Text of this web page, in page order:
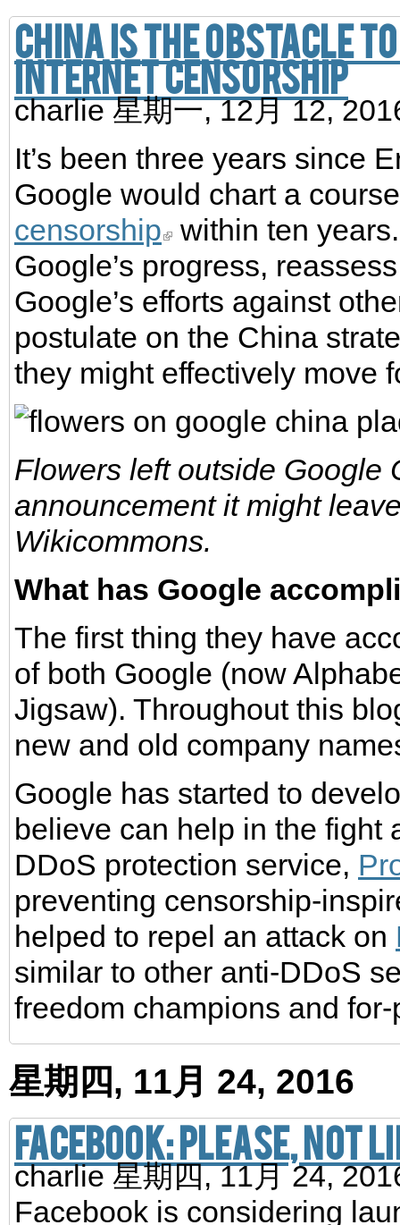
China is the obstacle
internet censorship
charlie星期一, 12月 12,
It’s been three years since
Google would chart a
censorship within ten
Google’s progress,
Google’s efforts against
postulate on the China
they might effectively move
Flowers left outside Google
announcement it might
Wikicommons.
What has Google
The first thing they have
of both Google (now
Jigsaw). Throughout this
new and old company
Google has started to
believe can help in the fight
DDoS protection service,
preventing censorship-
helped to repel an attack on
similar to other anti-DDoS
freedom champions and
星期四, 11月 24, 2016
Facebook: Please, not
charlie星期四, 11月 24,
Facebook is considering